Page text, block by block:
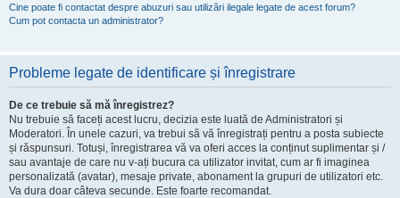
Cine poate fi contactat despre abuzuri sau utilizări ilegale legate de acest forum?
Cum pot contacta un administrator?
Probleme legate de identificare și înregistrare
De ce trebuie să mă înregistrez?
Nu trebuie să faceți acest lucru, decizia este luată de Administratori și
Moderatori. În unele cazuri, va trebui să vă înregistrați pentru a posta subiecte
și răspunsuri. Totuși, înregistrarea vă va oferi acces la conținut suplimentar și /
sau avantaje de care nu v-ați bucura ca utilizator invitat, cum ar fi imaginea
personalizată (avatar), mesaje private, abonament la grupuri de utilizatori etc.
Va dura doar câteva secunde. Este foarte recomandat.